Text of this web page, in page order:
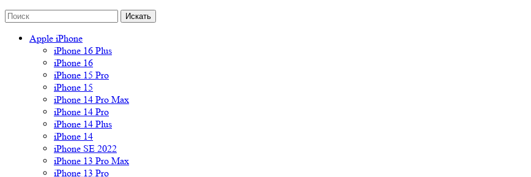
Apple iPhone
iPhone 16 Plus
iPhone 16
iPhone 15 Pro
iPhone 15
iPhone 14 Pro Max
iPhone 14 Pro
iPhone 14 Plus
iPhone 14
iPhone SE 2022
iPhone 13 Pro Max
iPhone 13 Pro